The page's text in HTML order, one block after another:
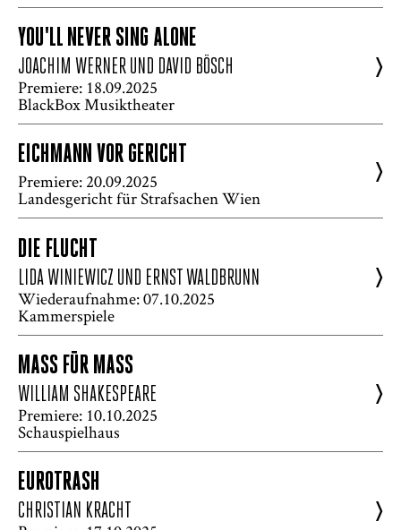
YOU'LL NEVER SING ALONE
JOACHIM WERNER UND DAVID BÖSCH
Premiere: 18.09.2025
BlackBox Musiktheater
>
EICHMANN VOR GERICHT
Premiere: 20.09.2025
Landesgericht für Strafsachen Wien
>
DIE FLUCHT
LIDA WINIEWICZ UND ERNST WALDBRUNN
Wiederaufnahme: 07.10.2025
Kammerspiele
>
MASS FÜR MASS
WILLIAM SHAKESPEARE
Premiere: 10.10.2025
Schauspielhaus
>
EUROTRASH
CHRISTIAN KRACHT
>